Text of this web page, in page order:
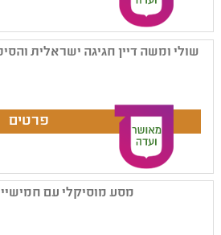
שולי ומשה דיין חגיגה ישראלית
מסע מוסיקלי עם